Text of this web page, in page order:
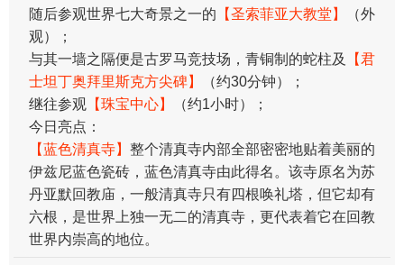
随后参观世界七大奇景之一的 【圣索菲亚大教堂】
（外
观）；
与其一墙之隔便是古罗马竞技场，青铜制的蛇柱及
【君
士坦丁奥拜里斯克方尖碑】
（约30分钟）；
继往参观 【珠宝中心】
（约1小时）；
今日亮点：
【蓝色清真寺】 整个清真寺内部全部密密地贴着美丽的
伊兹尼蓝色瓷砖，蓝色清真寺由此得名。该寺原名为苏
丹亚默回教庙，一般清真寺只有四根唤礼塔，但它却有
六根，是世界上独一无二的清真寺，更代表着它在回教
世界内崇高的地位。